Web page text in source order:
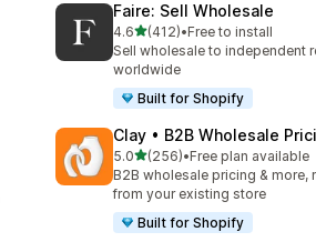
Faire: Sell Wholesale
4.6滿分 5 顆星
(412)
共有 412 則評價
•Free to install
Sell wholesale to independent
worldwide
Built for Shopify
Clay • B2B Wholesale
5.0滿分 5 顆星
(256)
共有 256 則評價
•Free plan available
B2B wholesale pricing & more,
from your existing store
Built for Shopify